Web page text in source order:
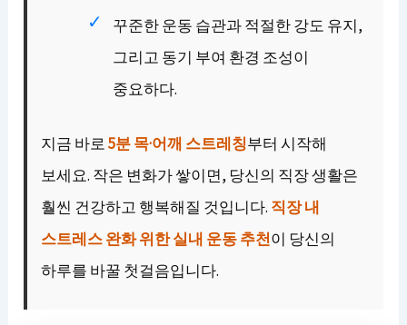
꾸준한 운동 습관과 적절한 강도 유지,
그리고 동기 부여 환경 조성이
중요하다.
지금 바로5분 목·어깨 스트레칭부터 시작해
보세요. 작은 변화가 쌓이면, 당신의 직장 생활은
훨씬 건강하고 행복해질 것입니다. 직장 내
스트레스 완화 위한 실내 운동 추천이 당신의
하루를 바꿀 첫걸음입니다.